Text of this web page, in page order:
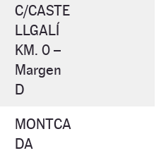
C/CASTE
LLGALÍ
KM. 0 –
Margen
D
MONTCA
DA